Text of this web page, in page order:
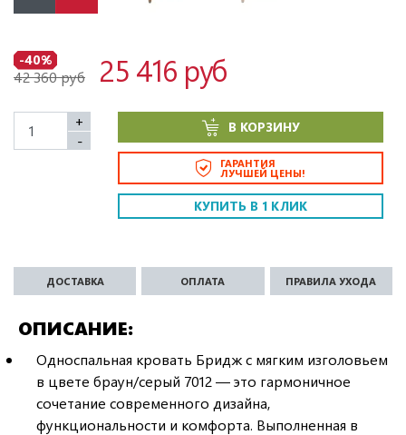
-40%
42 360 руб 25 416 руб
+
-
В КОРЗИНУ
ГАРАНТИЯ
ЛУЧШЕЙ ЦЕНЫ!
КУПИТЬ В 1 КЛИК
ОПИСАНИЕ
ДОСТАВКА ОПЛАТА ПРАВИЛА УХОДА
Односпальная кровать Бридж с мягким изголовьем
в цвете браун/серый 7012 — это гармоничное
сочетание современного дизайна,
функциональности и комфорта. Выполненная в